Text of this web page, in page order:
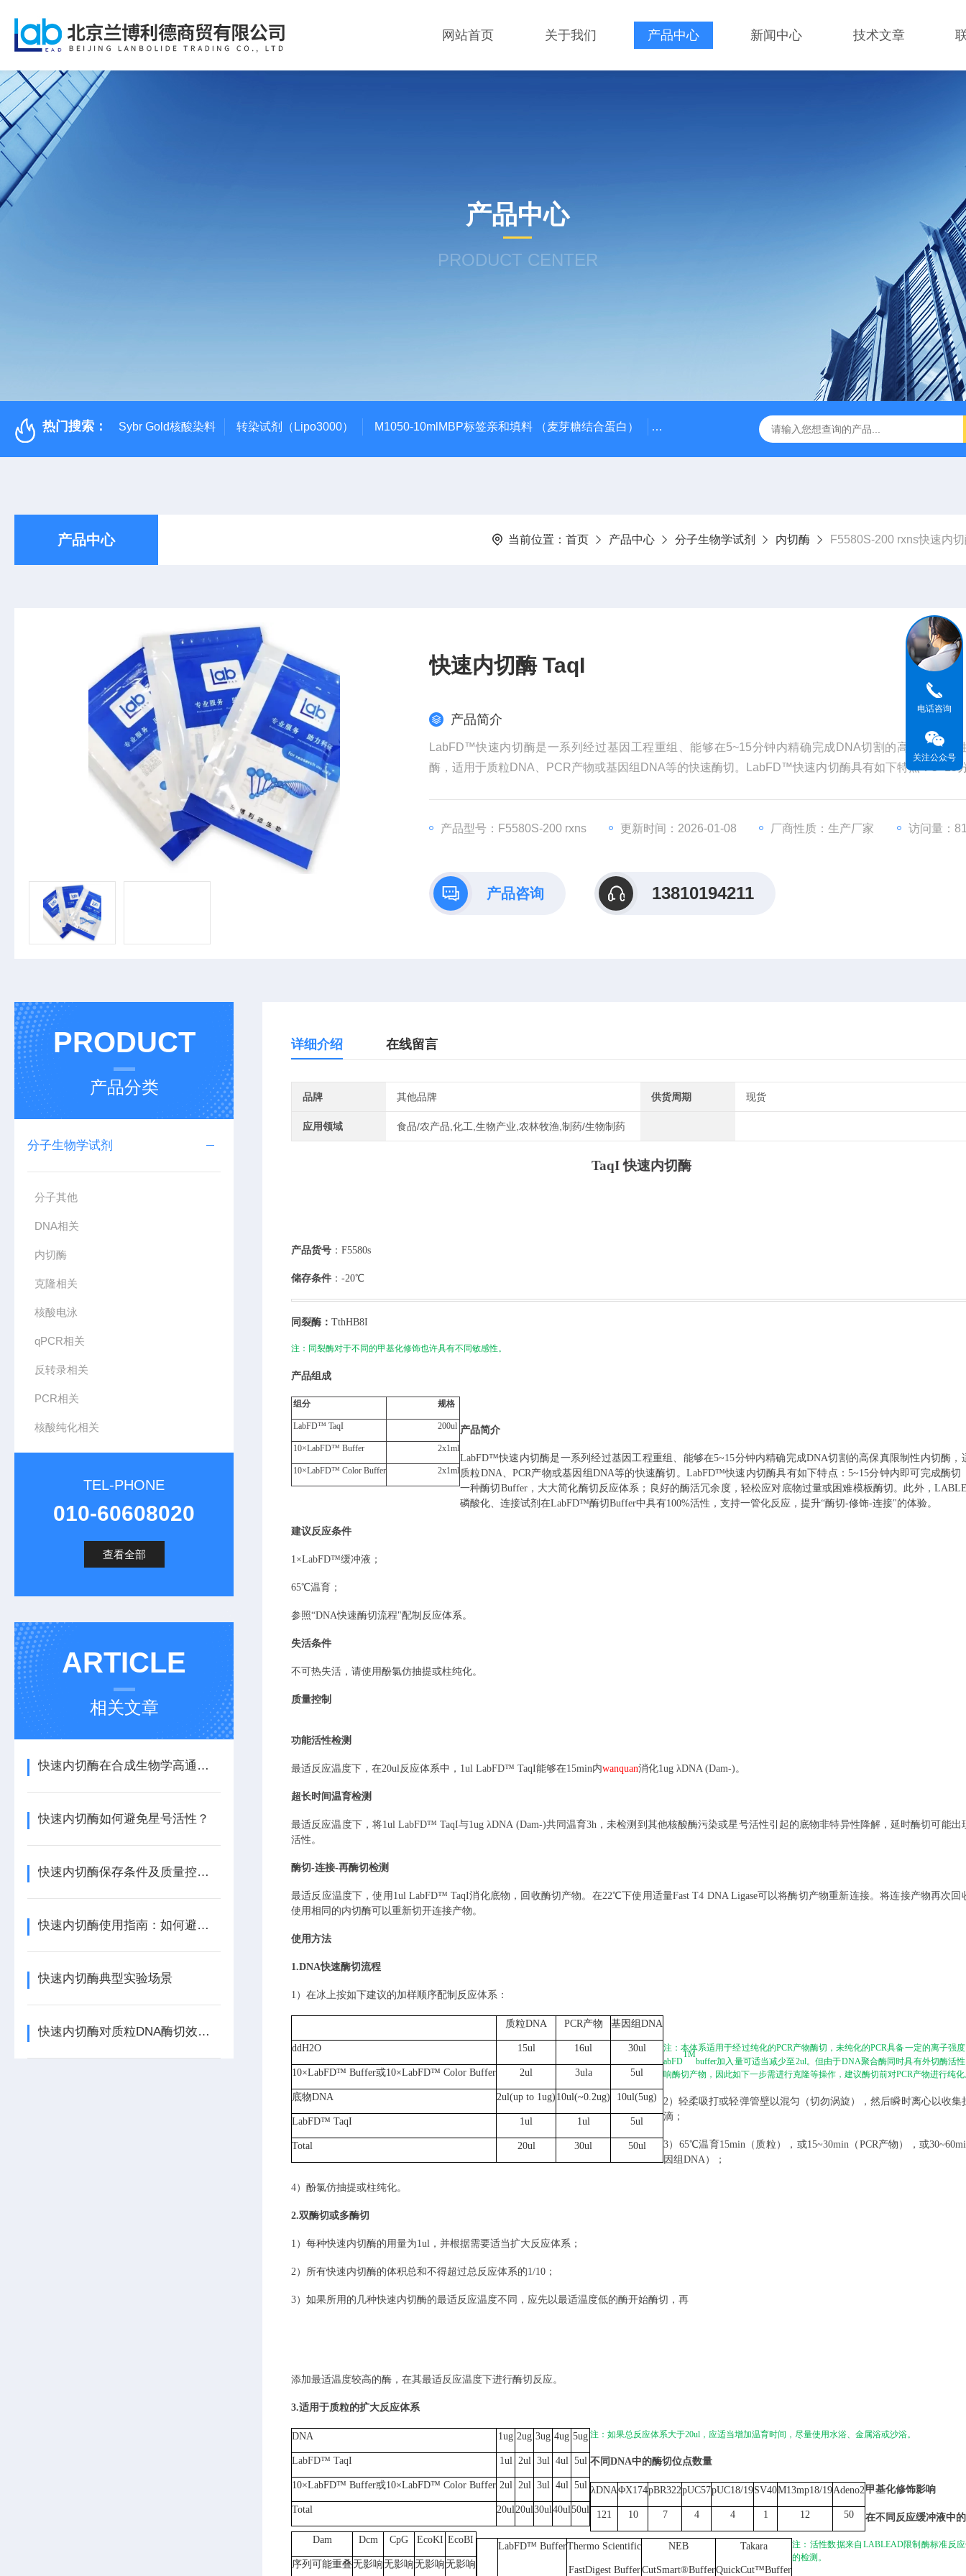
网站首页 关于我们 产品中心 新闻中心 技术文章
产品中心
PRODUCT CENTER
热门搜索： Sybr Gold核酸染料 转染试剂（Lipo3000） M1050-10mlMBP标签亲和填料 （麦芽糖结合蛋白） 500bp DNA Marker DNA Assembly Mix Plus无缝克隆
产品中心 当前位置： 首页 产品中心 分子生物学试剂 内切酶 F5580S-200 rxns快速内
快速内切酶 TaqI
产品简介
LabFD™快速内切酶是一系列经过基因工程重组、能够在5~15分钟内精确完成DNA切割的高保真限制
酶，适用于质粒DNA、PCR产物或基因组DNA等的快速酶切。LabFD™快速内切酶具有如下特点：5~15
快速内切酶 TaqI
产品型号：F5580S-200 rxns 更新时间：2026-01-08 厂商性质：生产厂家 访问量：
产品咨询 13810194211
PRODUCT
产品分类
分子生物学试剂
分子其他
DNA相关
内切酶
克隆相关
核酸电泳
qPCR相关
反转录相关
PCR相关
核酸纯化相关
TEL-PHONE
010-60608020
查看全部
ARTICLE
相关文章
快速内切酶在合成生物学高通量构建中的优势
快速内切酶如何避免星号活性？
快速内切酶保存条件及质量控制要点
快速内切酶使用指南：如何避免星状活性与提高特异性？
快速内切酶典型实验场景
快速内切酶对质粒DNA酶切效率的影响因素
详细介绍 在线留言
品牌 其他品牌 供货周期 现货
应用领域 食品/农产品,化工,生物产业,农林牧渔,制药/生物制药
TaqI 快速内切酶
产品货号 ： F5580s
储存条件 ： -20℃
同裂酶： TthHB8I
注：同裂酶对于不同的甲基化修饰也许具有不同敏感性。
产品组成
组分 规格
LabFD™ TaqI 200ul
10×LabFD™ Buffer 2x1ml
10×LabFD™ Color Buffer 2x1ml
产品简介
LabFD™快速内切酶是一系列经过基因工程重组 、 能够在5~15分钟内精确完成DNA切割的高保真限制性内切酶 ，
质粒DNA、 PCR产物或基因组DNA等的快速酶切 。 LabFD™快速内切酶具有如下特点：5~15分钟内即可完成酶切
一种酶切Buffer，大大简化酶切反应体系；良好的酶活冗余度，轻松应对底物过量或困难模板酶切。此外，
磷酸化、连接试剂在LabFD™酶切Buffer中具有100%活性，支持一管化反应，提升“酶切-修饰-连接"的体验。
建议反应条件
1×LabFD™缓冲液；
65℃温育；
参照“DNA快速酶切流程"配制反应体系。
失活条件
不可热失活，请使用酚氯仿抽提或柱纯化。
质量控制
功能活性检测
最适反应温度下，在20ul反应体系中，1ul LabFD™ TaqI能够在15min内wanquan消化1ug λDNA (Dam-)。
超长时间温育检测
最适反应温度下，将1ul LabFD™ TaqI与1ug λDNA (Dam-)共同温育3h，未检测到其他核酸酶污染或星号活性引起的底物非特异性降解，延时酶切可能出
活性。
酶切-连接-再酶切检测
最适反应温度下，使用 1ul LabFD™ TaqI消化底物，回收酶切产物。在22℃下使用适量Fast T4 DNA Ligase可以将酶切产物重新连接。将连接产物再次回
使用相同的内切酶可以重新切开连接产物。
使用方法
1.DNA快速酶切流程
1） 在冰上按如下建议的加样顺序配制反应体系：
质粒DNA PCR产物 基因组DNA
ddH2O 15ul 16ul 30ul
10×LabFD™ Buffer或10×LabFD™ Color Buffer 2ul 3ula 5ul
底物DNA 2ul(up to 1ug) 10ul(~0.2ug) 10ul(5ug)
LabFD™ TaqI 1ul 1ul 5ul
Total 20ul 30ul 50ul
注：本体系适用于经过纯化的PCR产物酶切，未纯化的PCR具备一定的离子强
abFD
TM
buffer加入量可适当减少至2ul。但由于DNA聚合酶同时具有外切酶活
响酶切产物，因此如下一步需进行克隆等操作，建议酶切前对PCR产物进行纯
2）轻柔吸打或轻弹管壁以混匀（切勿涡旋），然后瞬时离心以收集
滴；
3） 65℃温育15min（质粒），或15~30min（PCR产物），或
因组DNA）；
4） 酚氯仿抽提或柱纯化。
2.双酶切或多酶切
1） 每种快速内切酶的用量为1ul，并根据需要适当扩大反应体系；
2） 所有快速内切酶的体积总和不得超过总反应体系的1/10；
3） 如果所用的几种快速内切酶的最适反应温度不同，应先以最适温度低的酶开始酶切，再
添加最适温度较高的酶，在其最适反应温度下进行酶切反应。
3.适用于质粒的扩大反应体系
DNA 1ug 2ug 3ug 4ug 5ug
LabFD™ TaqI 1ul 2ul 3ul 4ul 5ul
10×LabFD™ Buffer或10×LabFD™ Color Buffer 2ul 2ul 3ul 4ul 5ul
Total 20ul20ul30ul40ul50ul
注：如果总反应体系大于20ul ，应适当增加温育时间，尽量使用水浴、金属浴或沙浴。
不同 DNA中的酶切位点数量
λDNAΦX174pBR322pUC57pUC18/19SV40M13mp18/19Adeno2
121 10 7 4 4 1 12 50
甲基化修饰影响
Dam Dcm CpG EcoKI EcoBI
序列可能重叠无影响无影响无影响无影响
在不同反应缓冲液中
LabFD™ BufferThermo Scientific
FastDigest Buffer
NEB
CutSmart®Buffer
Takara
QuickCut™Buffer
注：活性数据来自 LABLEAD限制酶标准反
的检测。
电话咨询
关注公众号